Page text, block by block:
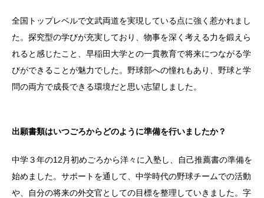
全国トップレベルで文武両道を実現している点に強く惹かれまし
た。探究型の学びが充実しており、物事を深く考える力を鍛えら
れると感じたこと、早稲田大学との一貫教育で将来につながる学
びができることが魅力でした。野球部への憧れもあり、野球と学
問の両方で成長できる環境だと思い志望しました。
出願書類はいつごろからどのように準備を行いましたか？
中学３年の12月初めごろから洋々に入塾し、自己推薦書の準備を
始めました。サポートを通して、中学時代の野球チームでの活動
や、自分の将来の外交官としての目標を整理していきました。字